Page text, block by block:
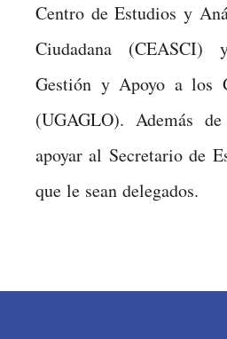
Centro de Estudios y
Ciudadana
Gestión y Apoyo a los
(UGAGLO). Además
apoyar al Secretario de
que le sean delegados.